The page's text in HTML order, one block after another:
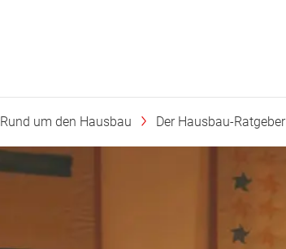
Rund um den Hausbau Der Hausbau-Ratgeber